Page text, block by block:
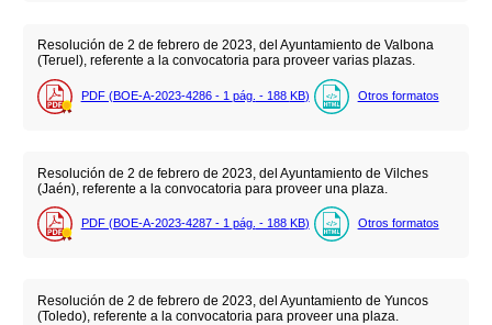
Resolución de 2 de febrero de 2023, del Ayuntamiento de Valbona
(Teruel), referente a la convocatoria para proveer varias plazas.
PDF (BOE-A-2023-4286 - 1 pág. - 188 KB) Otros formatos
Resolución de 2 de febrero de 2023, del Ayuntamiento de Vilches
(Jaén), referente a la convocatoria para proveer una plaza.
PDF (BOE-A-2023-4287 - 1 pág. - 188 KB) Otros formatos
Resolución de 2 de febrero de 2023, del Ayuntamiento de Yuncos
(Toledo), referente a la convocatoria para proveer una plaza.